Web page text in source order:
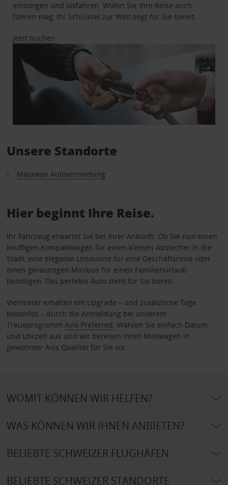
einsteigen und losfahren. Wohin Sie Ihre Reise auch
führen mag, Ihr Schlüssel zur Welt liegt für Sie bereit.
Jetzt buchen
Unsere Standorte
Matawan Autovermietung
Hier beginnt Ihre Reise.
Ihr Fahrzeug erwartet Sie bei Ihrer Ankunft. Ob Sie nun einen
knuffigen Kompaktwagen für einen kleinen Abstecher in die
Stadt, eine elegante Limousine für eine Geschäftsreise oder
einen geräumigen Minibus für einen Familienurlaub
benötigen: Das perfekte Auto steht für Sie bereit.
Vielmieter erhalten ein Upgrade – und zusätzliche Tage
kostenlos – durch die Anmeldung bei unserem
Treueprogramm Avis Preferred . Wählen Sie einfach Datum
und Uhrzeit aus und wir bereiten Ihren Mietwagen in
gewohnter Avis Qualität für Sie vor.
WOMIT KÖNNEN WIR HELFEN?
WAS KÖNNEN WIR IHNEN ANBIETEN?
BELIEBTE SCHWEIZER FLUGHÄFEN
BELIEBTE SCHWEIZER STANDORTE